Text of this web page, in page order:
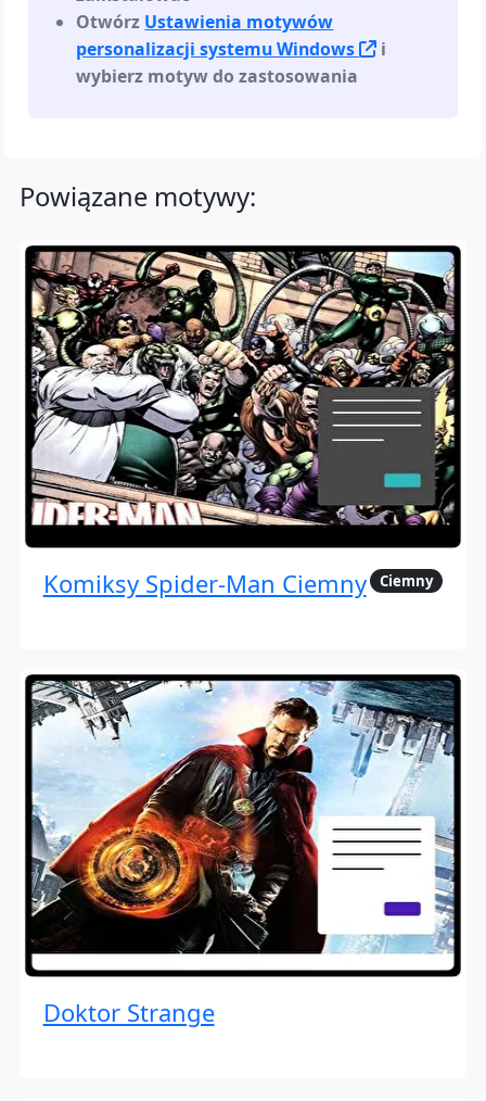
Otwórz Ustawienia motywów
personalizacji systemu Windows
i
wybierz motyw do zastosowania
Powiązane motywy:
Komiksy Spider-Man Ciemny Ciemny
Doktor Strange